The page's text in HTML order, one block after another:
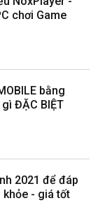
chơi Game
bằng
ĐẶC BIỆT
2021 để đáp
khỏe - giá tốt